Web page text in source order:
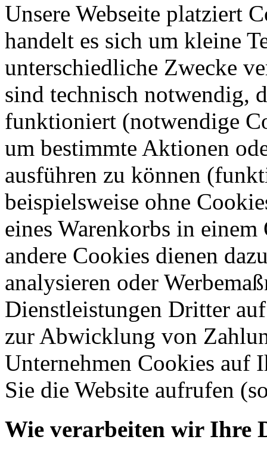
Unsere Webseite platziert
handelt es sich um kleine
unterschiedliche Zwecke
sind technisch notwendig,
funktioniert (notwendige
um bestimmte Aktionen
ausführen zu können
beispielsweise ohne
eines Warenkorbs in
andere Cookies dienen
analysieren oder
Dienstleistungen Dritter
zur Abwicklung von
Unternehmen Cookies auf
Sie die Website aufrufen
Wie verarbeiten wir Ihre